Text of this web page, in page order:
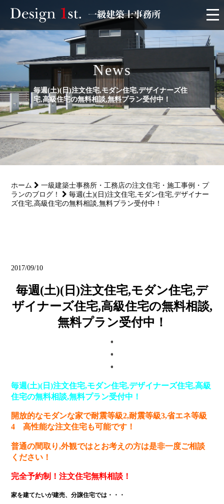
モニター
施工実績・施工事例
リフォーム
サービス
News
毎週(土)(日)注文住宅,モダン住宅,デザイナーズ住
宅,高級住宅の無料相談,無料プラン受付中！
ホーム
一級建築士事務所・工務店の注文住宅・施工事例・プ
ランのブログ！
毎週(土)(日)注文住宅,モダン住宅,デザイナー
ズ住宅,高級住宅の無料相談,無料プラン受付中！
2017/09/10
毎週(土)(日)注文住宅,モダン住宅,デ
ザイナーズ住宅,高級住宅の無料相談,
無料プラン受付中！
毎週(土)(日)注文住宅,モダン住宅,デザイナーズ住宅,高級
住宅の無料相談,無料プラン受付中！
開放的なモダンな家で耐震等級2,耐震等級3,省エネ等級
4 高性能な注文住宅も可能です！
普通の間取り,外観ではとお考えの方は是非一度ご相談
ください ！
完全予約制！注文住宅無料相談！
家を建てたいが建売、分譲住宅では・・・